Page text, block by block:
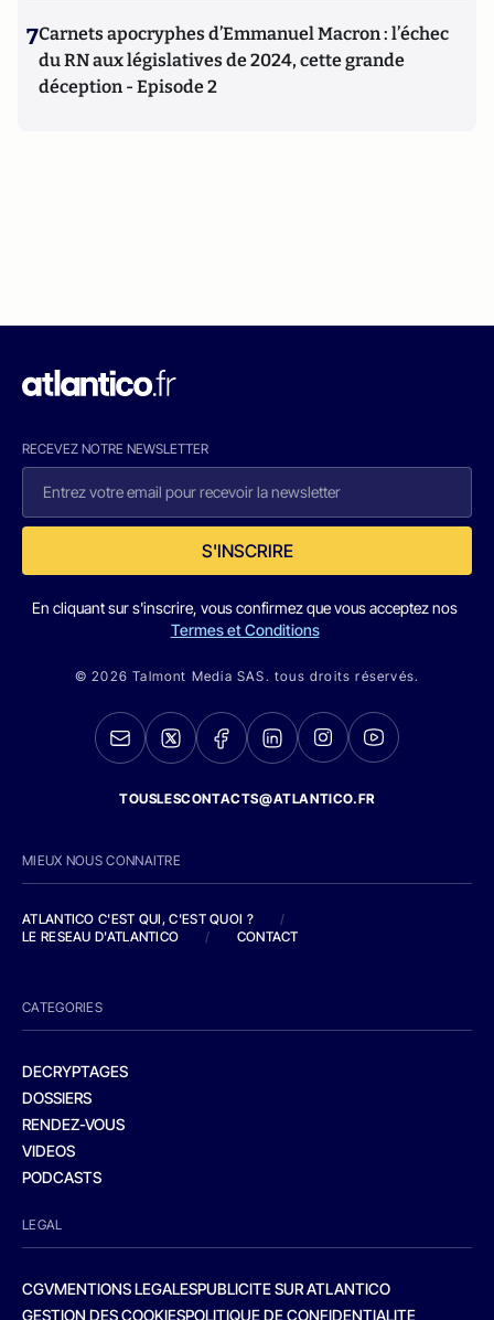
7Carnets apocryphes d’Emmanuel Macron : l’échec
du RN aux législatives de 2024, cette grande
déception - Episode 2
RECEVEZ NOTRE NEWSLETTER
S'INSCRIRE
En cliquant sur s'inscrire, vous confirmez que vous acceptez nos
Termes et Conditions
© 2026 Talmont Media SAS. tous droits réservés.
TOUSLESCONTACTS@ATLANTICO.FR
MIEUX NOUS CONNAITRE
ATLANTICO C'EST QUI, C'EST QUOI ?
/
LE RESEAU D'ATLANTICO
/ CONTACT
CATEGORIES
DECRYPTAGES
DOSSIERS
RENDEZ-VOUS
VIDEOS
PODCASTS
LEGAL
CGVMENTIONS LEGALESPUBLICITE SUR ATLANTICO
GESTION DES COOKIESPOLITIQUE DE CONFIDENTIALITE